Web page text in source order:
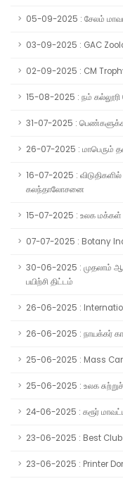
05-09-2025 : சேலம்
03-09-2025 : GAC
02-09-2025 : CM
15-08-2025 : நம்
31-07-2025 : பெண்களுக்கான
26-07-2025 : மாபெரும்
16-07-2025 :
கலந்தாலோசனை
15-07-2025 : உலக மக்கள்
07-07-2025 : Botany
30-06-2025 : முதலாம்
பயிற்சி திட்டம்
26-06-2025 :
26-06-2025 : நாயக்கர்
25-06-2025 : Mass
25-06-2025 : உலக
24-06-2025 : கரூர்
23-06-2025 : Best
23-06-2025 : Printer